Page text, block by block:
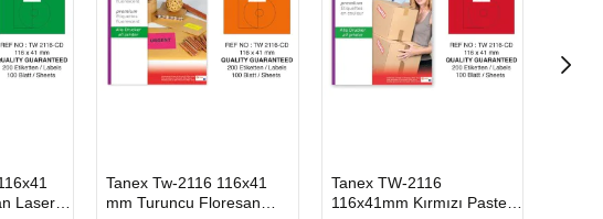
Laser
GÖNDERİ
Tanex Tw-2116 116x41
mm Turuncu Floresan
GÖNDERİ
Tanex TW-2116
116x41mm Kırmızı Pastel